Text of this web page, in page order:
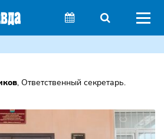
, Ответственный секретарь.